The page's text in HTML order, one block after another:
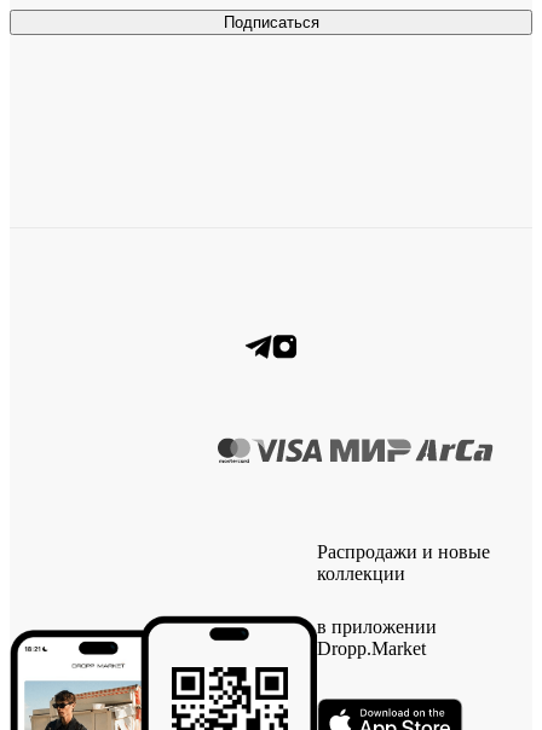
Подписаться
Распродажи и новые
коллекции
в приложении
Dropp.Market